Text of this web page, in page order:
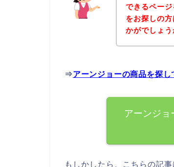
できるペー
をお探しの
かがでしょう
⇒アーンジョーの商品を探
アーンジョ
もしかしたら、こちらの記